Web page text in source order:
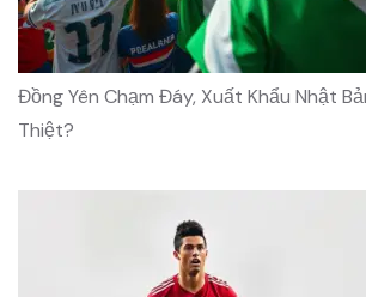
Đồng Yên Chạm Đáy, Xuất Khẩu Nhật
Thiệt?